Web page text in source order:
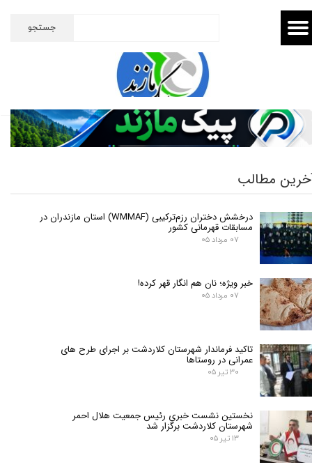
جستجو
مطالب
درخشش دختران رزم‌ترکیبی (WMMAF) استان مازندران در
مسابقات قهرمانی کشور
۰۷ مرداد ۰۵
خبر ویژه؛ نان هم انگار قهر کرده!
۰۷ مرداد ۰۵
تاکید فرماندار شهرستان کلاردشت بر اجرای طرح های
عمرانی در روستاها
۳۰ تیر ۰۵
نخستین نشست خبری رئیس جمعیت هلال احمر
شهرستان کلاردشت برگزار شد
۱۳ تیر ۰۵